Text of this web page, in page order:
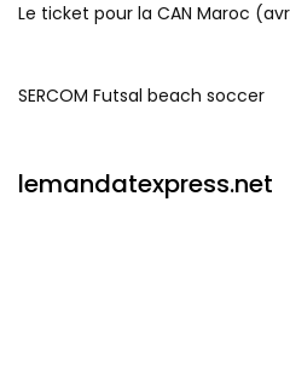
Le ticket pour la CAN Maroc
SERCOM Futsal beach soccer
lemandatexpress.net